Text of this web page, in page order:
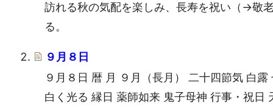
訪れる秋の気配を楽しみ、長寿を祝い（→敬
る。
９月８日
９月８日 暦 月 ９月（長月） 二十四節気 白
白く光る 縁日 薬師如来 鬼子母神 行事・祝日